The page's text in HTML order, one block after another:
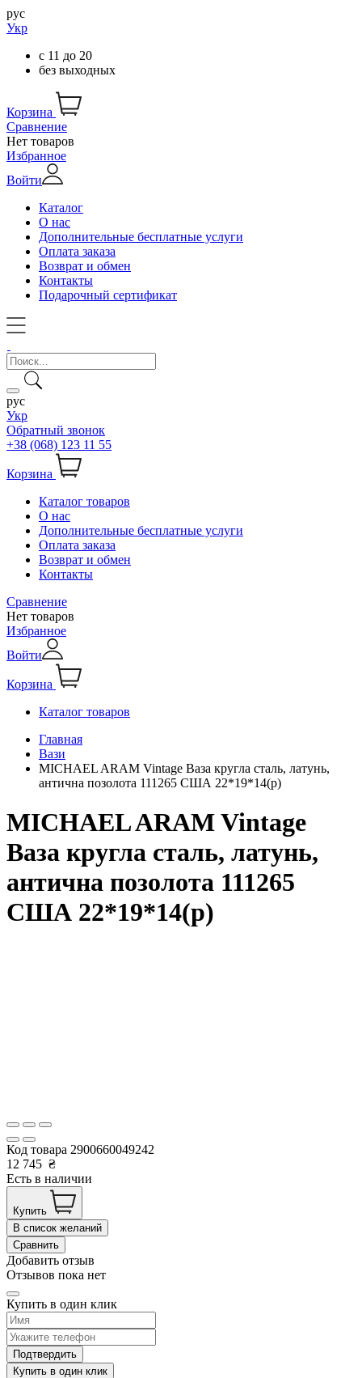
рус
Укр
с 11 до 20
без выходных
Корзина
Сравнение
Нет товаров
Избранное
Войти
Каталог
О нас
Дополнительные бесплатные услуги
Оплата заказа
Возврат и обмен
Контакты
Подарочный сертификат
рус
Укр
Обратный звонок
+38 (068) 123 11 55
Корзина
Каталог товаров
О нас
Дополнительные бесплатные услуги
Оплата заказа
Возврат и обмен
Контакты
Сравнение
Нет товаров
Избранное
Войти
Корзина
Каталог товаров
Главная
Вази
MICHAEL ARAM Vintage Ваза кругла сталь, латунь,
антична позолота 111265 США 22*19*14(р)
MICHAEL ARAM Vintage
Ваза кругла сталь, латунь,
антична позолота 111265
США 22*19*14(р)
Код товара 2900660049242
12 745 ₴
Есть в наличии
Купить
В список желаний
Сравнить
Добавить отзыв
Отзывов пока нет
Купить в один клик
Подтвердить
Купить в один клик